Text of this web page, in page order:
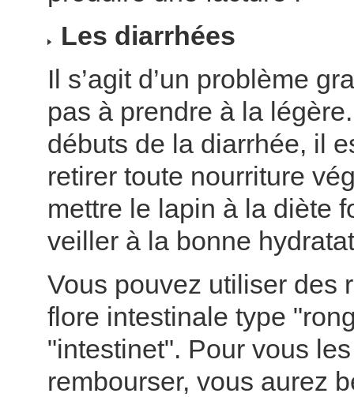
Les diarrhées
Il s’agit d’un problème
pas à prendre à la
débuts de la diarrhée, il
retirer toute nourriture
mettre le lapin à la diète
veiller à la bonne
Vous pouvez utiliser des
flore intestinale type
"intestinet". Pour vous
rembourser, vous aurez